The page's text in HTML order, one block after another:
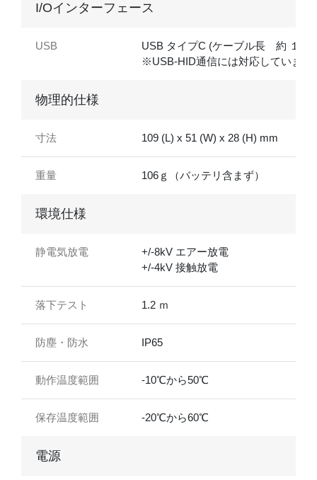
I/Oインターフェース
USB
USB タイプC (ケーブル長 約 １ｍ)
※USB-HID通信には対応していませ
物理的仕様
寸法 109 (L) x 51 (W) x 28 (H) mm
重量 106ｇ（バッテリ含まず）
環境仕様
静電気放電
+/-8kV エアー放電
+/-4kV 接触放電
落下テスト 1.2 ｍ
防塵・防水 IP65
動作温度範囲 -10℃から50℃
保存温度範囲 -20℃から60℃
電源